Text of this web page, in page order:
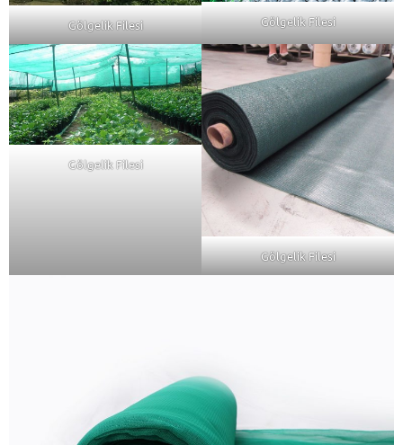
Gölgelik Filesi Gölgelik Filesi
Gölgelik Filesi
Gölgelik Filesi